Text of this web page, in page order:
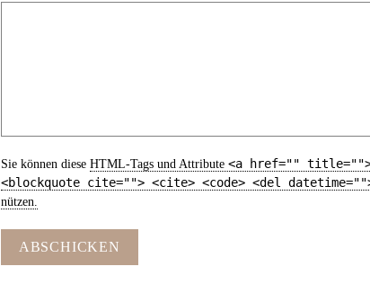
Sie können diese HTML-Tags und Attribute <a href=""
<blockquote cite=""> <cite> <code> <del
nützen.
ABSCHICKEN